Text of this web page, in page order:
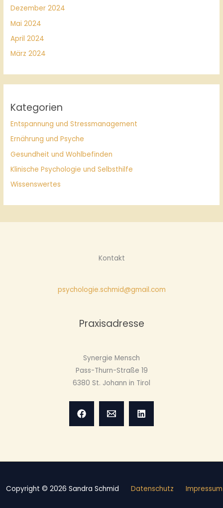
Dezember 2024
Mai 2024
April 2024
März 2024
Kategorien
Entspannung und Stressmanagement
Ernährung und Psyche
Gesundheit und Wohlbefinden
Klinische Psychologie und Selbsthilfe
Wissenswertes
Kontakt
psychologie.schmid@gmail.com
Praxisadresse
Synergie Mensch
Pass-Thurn-Straße 19
6380 St. Johann in Tirol
Copyright © 2026 Sandra Schmid Datenschutz Impressum